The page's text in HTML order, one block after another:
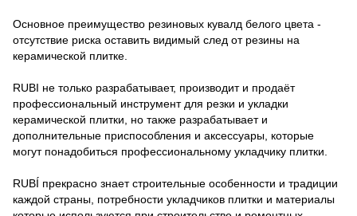
Основное преимущество резиновых кувалд белого цвета -
отсутствие риска оставить видимый след от резины на
керамической плитке.
RUBI не только разрабатывает, производит и продаёт
профессиональный инструмент для резки и укладки
керамической плитки, но также разрабатывает и
дополнительные приспособления и аксессуары, которые
могут понадобиться профессиональному укладчику плитки.
RUBÍ прекрасно знает строительные особенности и традиции
каждой страны, потребности укладчиков плитки и материалы